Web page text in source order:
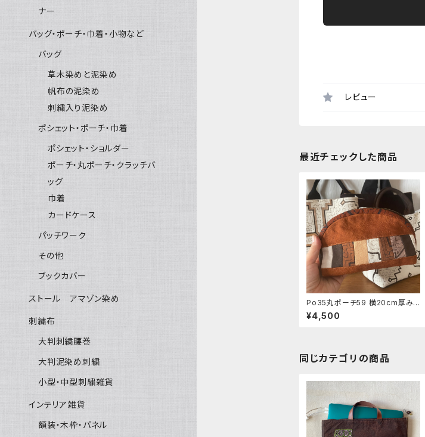
レビュー
最近チェックした商品
Po35丸ポーチ59 横20cm厚み7
cm シピボ族の泥染め キルト綿
パッチワーク 草木染め
¥4,500
同じカテゴリの商品
ナー
バッグ・ポーチ・巾着・小物など
バッグ
草木染めと泥染め
帆布の泥染め
刺繍入り泥染め
ポシェット・ポーチ・巾着
ポシェット・ショルダー
ポーチ・丸ポーチ・クラッチバ
ッグ
巾着
カードケース
パッチワーク
その他
ブックカバー
ストール アマゾン染め
刺繍布
大判刺繍腰巻
大判泥染め刺繍
小型・中型刺繍雑貨
インテリア雑貨
額装・木枠・パネル